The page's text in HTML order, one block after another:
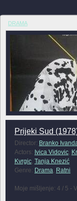
DRAMA
Prijeki Sud
Director: Branko
Actors: Ivica Vidovic,
Kvrgic, Tanja Knezić
Genre: Drama, Ratni
Moje mišljenje: 4 / 5 -